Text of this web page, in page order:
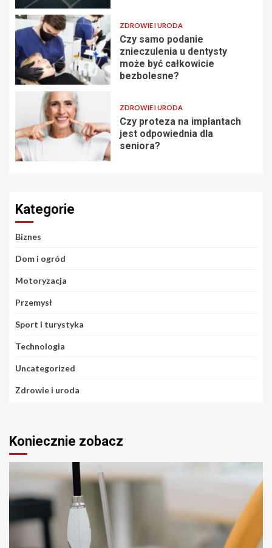
ZDROWIE I URODA
Czy samo podanie
znieczulenia u dentysty
może być całkowicie
bezbolesne?
ZDROWIE I URODA
Czy proteza na implantach
jest odpowiednia dla
seniora?
Kategorie
Biznes
Dom i ogród
Motoryzacja
Przemysł
Sport i turystyka
Technologia
Uncategorized
Zdrowie i uroda
Koniecznie zobacz